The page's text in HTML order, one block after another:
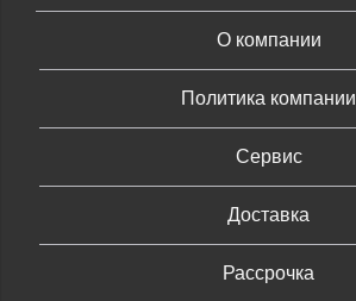
О компании
Политика компании
Сервис
Доставка
Рассрочка